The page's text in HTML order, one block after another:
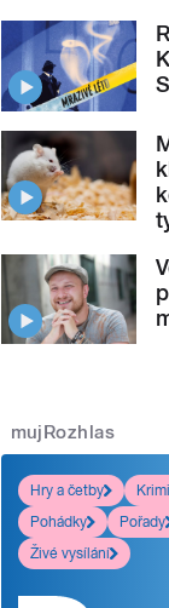
mujRozhlas
Hry a četby
Pohádky
Pořady
Živé vysílání